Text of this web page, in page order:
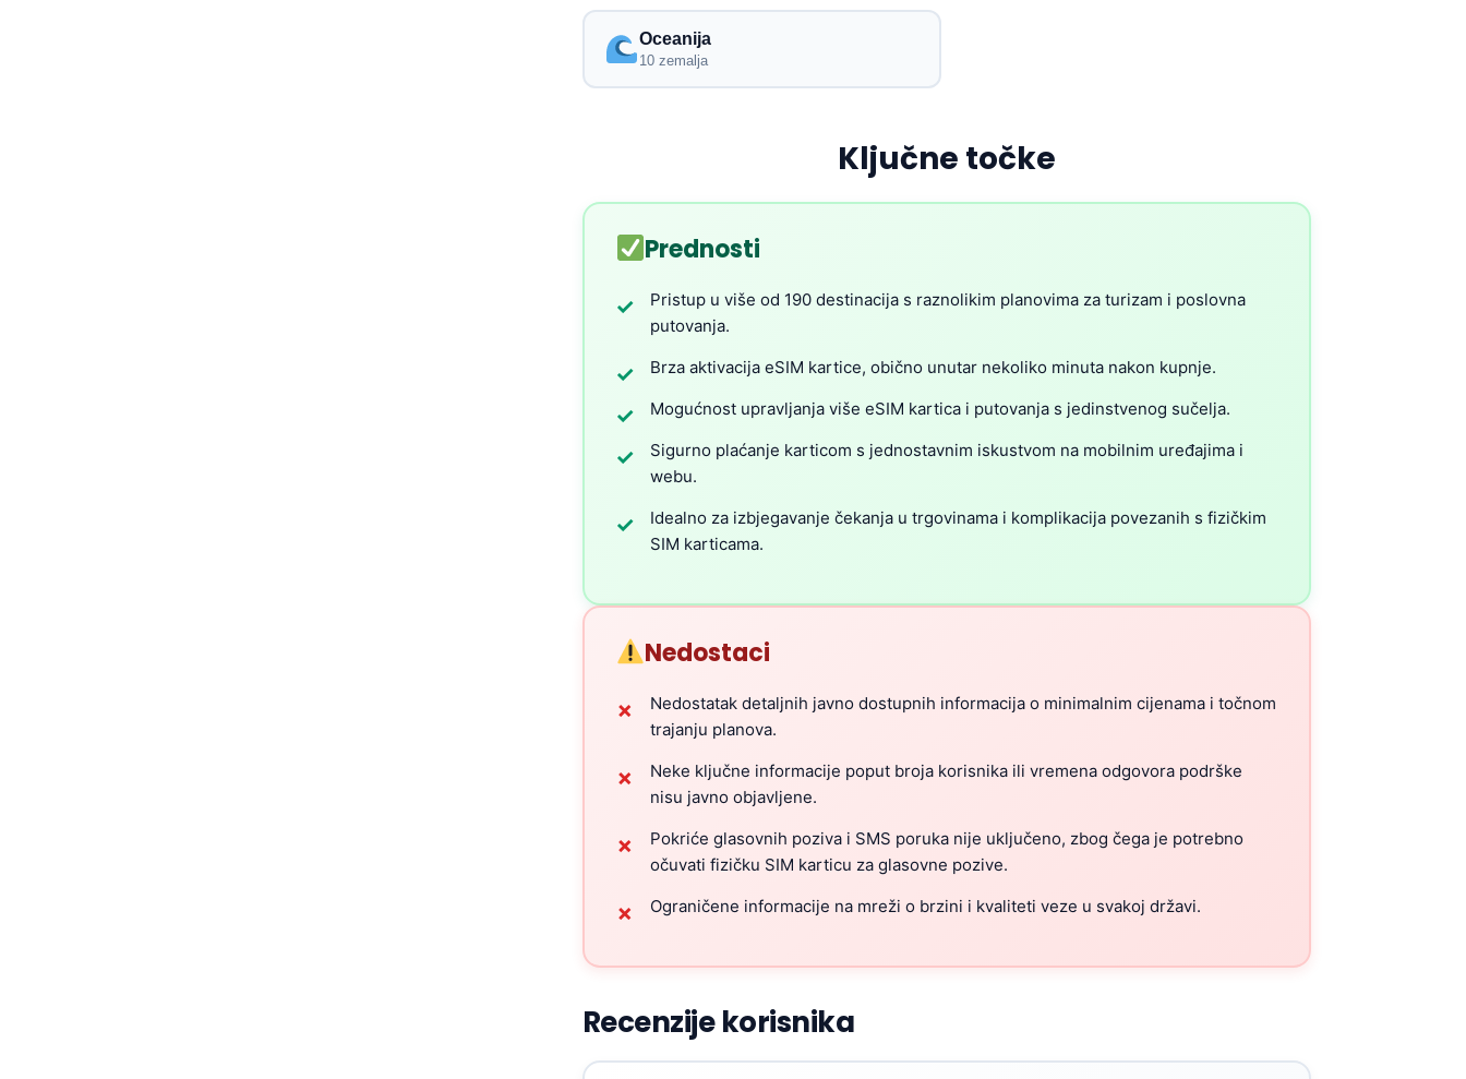
Oceanija
10 zemalja
Ključne točke
Prednosti
✓
Pristup u više od 190 destinacija s raznolikim planovima za turizam i poslovna
putovanja.
✓ Brza aktivacija eSIM kartice, obično unutar nekoliko minuta nakon kupnje.
✓ Mogućnost upravljanja više eSIM kartica i putovanja s jedinstvenog sučelja.
✓
Sigurno plaćanje karticom s jednostavnim iskustvom na mobilnim uređajima i
webu.
✓
Idealno za izbjegavanje čekanja u trgovinama i komplikacija povezanih s fizičkim
SIM karticama.
Nedostaci
✗
Nedostatak detaljnih javno dostupnih informacija o minimalnim cijenama i točnom
trajanju planova.
✗
Neke ključne informacije poput broja korisnika ili vremena odgovora podrške
nisu javno objavljene.
✗
Pokriće glasovnih poziva i SMS poruka nije uključeno, zbog čega je potrebno
očuvati fizičku SIM karticu za glasovne pozive.
✗ Ograničene informacije na mreži o brzini i kvaliteti veze u svakoj državi.
Recenzije korisnika